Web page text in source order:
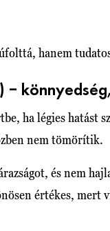
hanem
ha légies hatást
nem tömörítik.
és nem
értékes, mert